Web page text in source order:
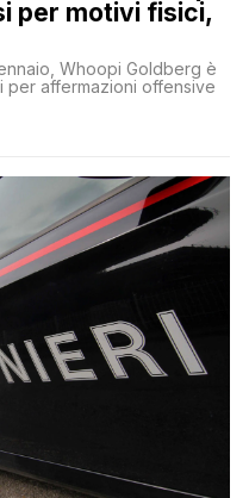
per motivi fisici,
Whoopi Goldberg è
per affermazioni offensive